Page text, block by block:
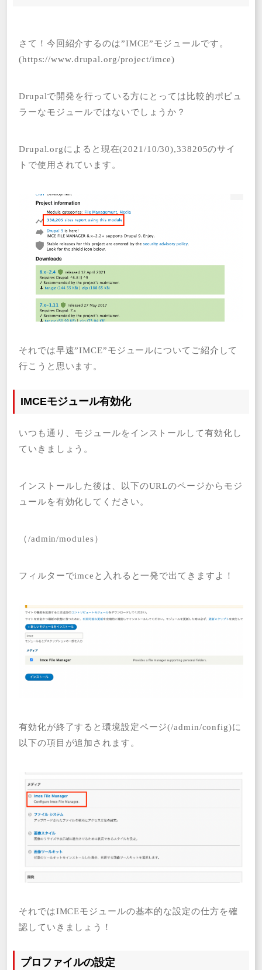
さて！今回紹介するのは”IMCE”モジュールです。
(https://www.drupal.org/project/imce)
Drupalで開発を行っている方にとっては比較的ポピュ
ラーなモジュールではないでしょうか？
Drupal.orgによると現在(2021/10/30),338205のサイ
トで使用されています。
それでは早速”IMCE”モジュールについてご紹介して
行こうと思います。
IMCEモジュール有効化
いつも通り、モジュールをインストールして有効化し
ていきましょう。
インストールした後は、以下のURLのページからモジ
ュールを有効化してください。
（/admin/modules）
フィルターでimceと入れると一発で出てきますよ！
有効化が終了すると環境設定ページ(/admin/config)に
以下の項目が追加されます。
それではIMCEモジュールの基本的な設定の仕方を確
認していきましょう！
プロファイルの設定